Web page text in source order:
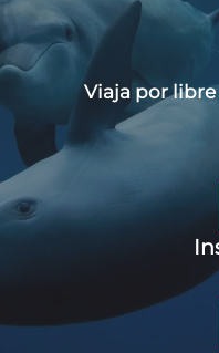
Viaja por libre